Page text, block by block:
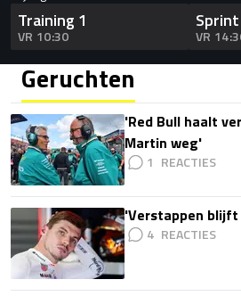
Training 1
VR 10:30 VR
Geruchten
'Red Bull haalt
Martin weg'
1
'Verstappen blijft
4